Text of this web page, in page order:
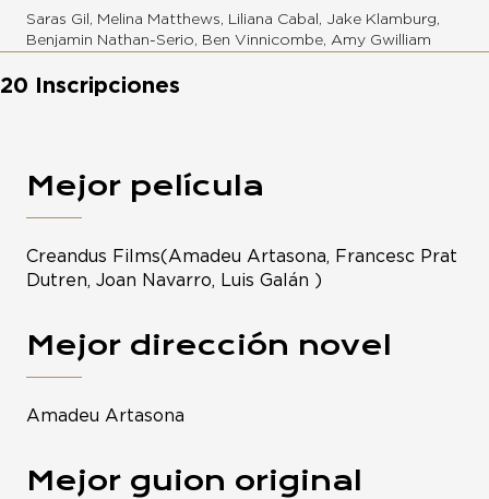
Saras Gil, Melina Matthews, Liliana Cabal, Jake Klamburg,
Benjamin Nathan-Serio, Ben Vinnicombe, Amy Gwilliam
20 Inscripciones
Mejor película
Creandus Films(Amadeu Artasona, Francesc Prat
Dutren, Joan Navarro, Luis Galán )
Mejor dirección novel
Amadeu Artasona
Mejor guion original